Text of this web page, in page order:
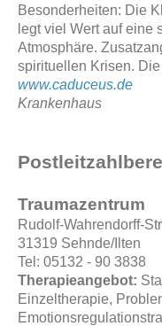
Besonderheiten: Die
legt viel Wert auf eine
Atmosphäre.
spirituellen Krisen.
www.caduceus.de
Krankenhaus
Traumazentrum
Rudolf-Wahrendorff-
31319 Sehnde/Ilten
Tel: 05132 - 90 3838
Therapieangebot:
Einzeltherapie,